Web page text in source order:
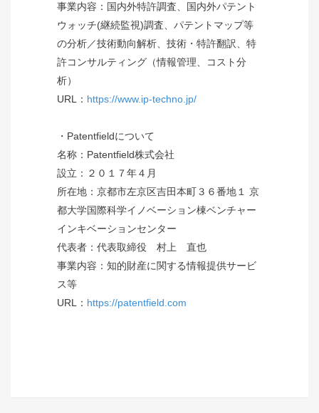
事業内容：国内外特許調査、国内外パテント
ウォッチ(継続監視)調査、パテントマップ等
の分析／技術動向解析、技術・特許翻訳、特
許コンサルティング（情報管理、コスト分
析）
URL： https://www.ip-techno.jp/
・Patentfieldについて
名称：Patentfield株式会社
設立：２０１７年４月
所在地：京都市左京区吉田本町３６番地１ 京
都大学国際科学イノベーション棟ベンチャー
インキベーションセンター
代表者：代表取締役 村上 直也
事業内容：知的財産に関する情報提供サービ
ス等
URL： https://patentfield.com